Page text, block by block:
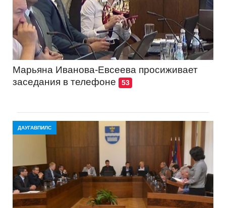
Марьяна Иванова-Евсеева просиживает
заседания в телефоне
53
ДАУГАВПИЛС